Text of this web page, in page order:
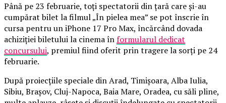
Până pe 23 februarie, toți spectatorii din țară care și-au
cumpărat bilet la filmul „În pielea mea” se pot înscrie în
cursa pentru un iPhone 17 Pro Max, încărcând dovada
achiziției biletului la cinema înformularul dedicat
concursului, premiul fiind oferit prin tragere la sorți pe 24
februarie.
După proiecțiile speciale din Arad, Timișoara, Alba Iulia,
Sibiu, Brașov, Cluj-Napoca, Baia Mare, Oradea, cu săli pline,